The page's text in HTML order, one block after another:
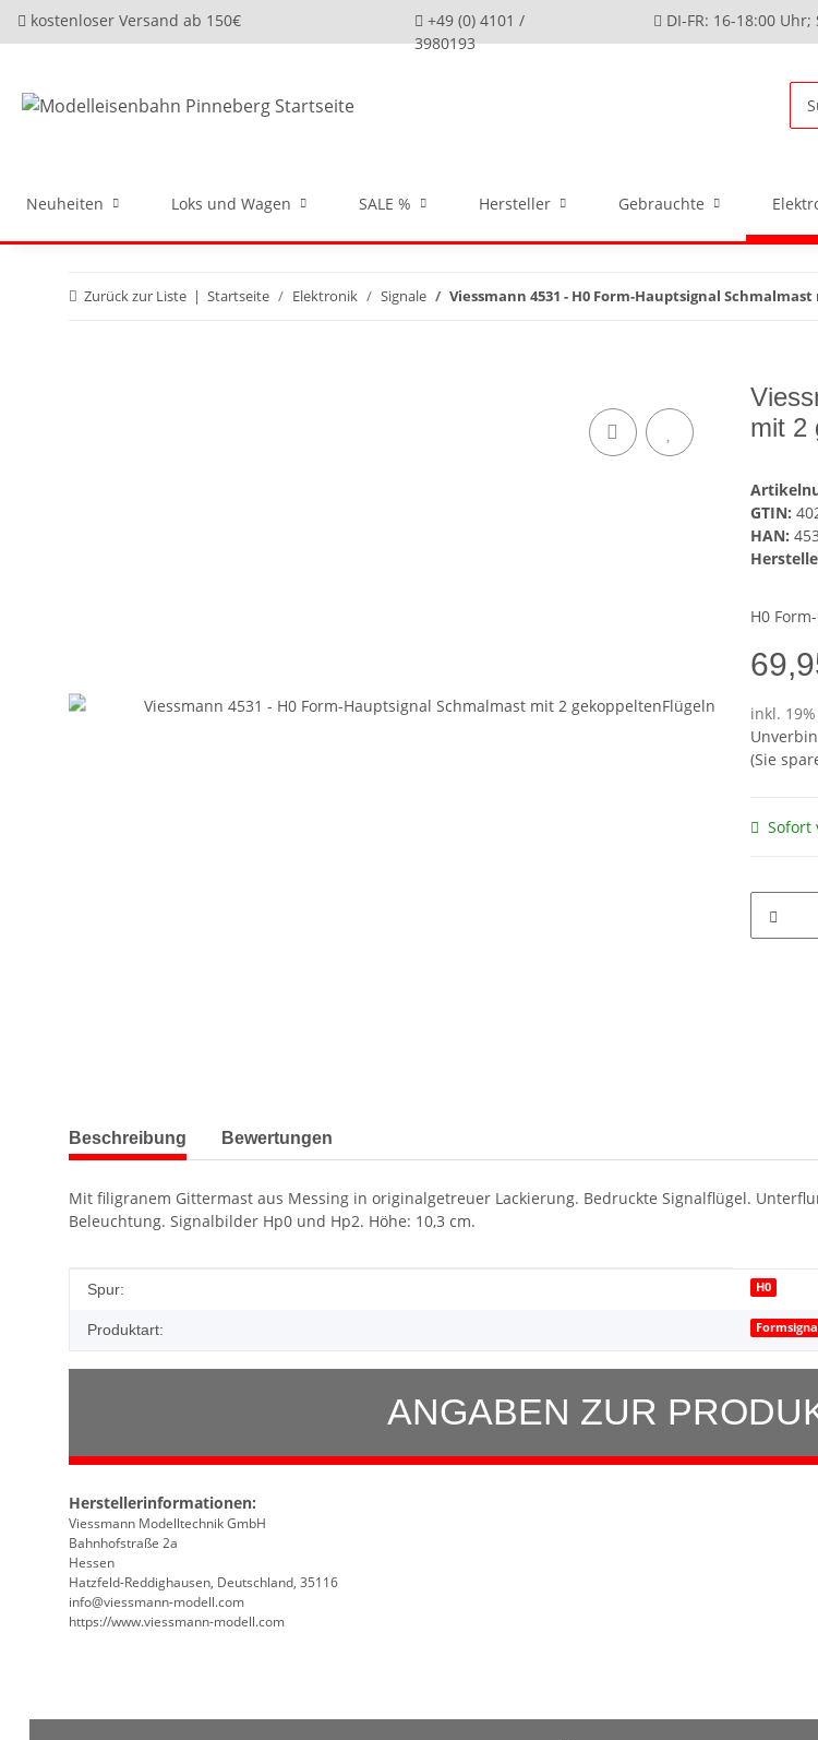
kostenloser Versand ab 150€
+49 (0) 4101 /
3980193
DI-FR: 16-18:00 Uhr;
Neuheiten Loks und Wagen SALE % Hersteller Gebrauchte
Zurück zur Liste Startseite Elektronik Signale Viessmann 4531 - H0 Form-Hauptsignal
mit 2
GTIN:
HAN:
H0
inkl.
(Sie
Sofort
weitere Registerkarten anzeigen
Beschreibung Bewertungen
Mit filigranem Gittermast aus Messing in originalgetreuer Lackierung. Bedruckte Signalflügel.
Beleuchtung. Signalbilder Hp0 und Hp2. Höhe: 10,3 cm.
Produkteigenschaft
Wert
Spur: H0
Produktart:
ANGABEN ZUR
Herstellerinformationen:
Viessmann Modelltechnik GmbH
Bahnhofstraße 2a
Hessen
Hatzfeld-Reddighausen, Deutschland, 35116
info@viessmann-modell.com
https://www.viessmann-modell.com